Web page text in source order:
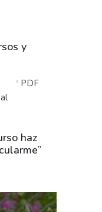
y
PDF
haz